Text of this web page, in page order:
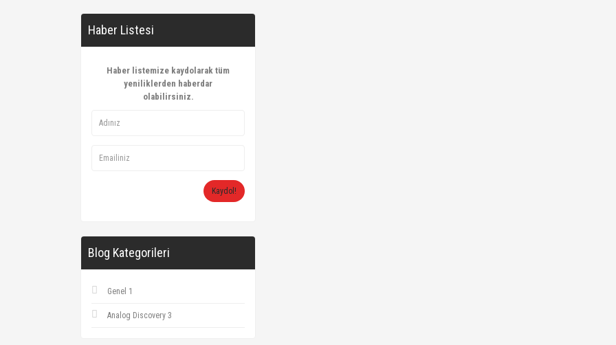
Haber Listesi
Haber listemize kaydolarak tüm
yeniliklerden haberdar
olabilirsiniz.
Kaydol!
Blog Kategorileri
Genel 1
Analog Discovery 3